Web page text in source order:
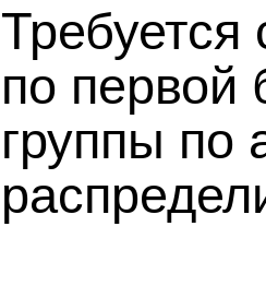
по первой
группы по